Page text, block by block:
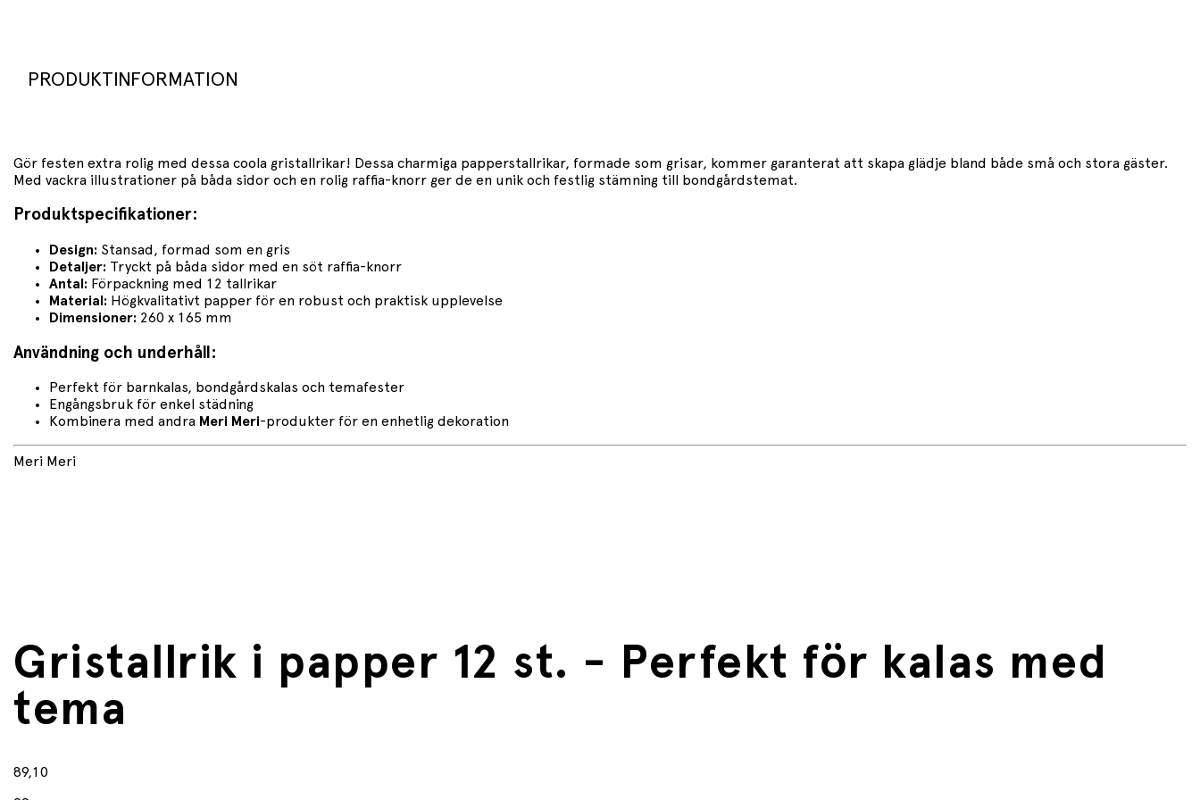
PRODUKTINFORMATION
Gör festen extra rolig med dessa coola gristallrikar! Dessa charmiga papperstallrikar, formade som grisar, kommer garanterat att skapa glädje bland både små och stora gäster.
Med vackra illustrationer på båda sidor och en rolig raffia-knorr ger de en unik och festlig stämning till bondgårdstemat.
Produktspecifikationer:
Design: Stansad, formad som en gris
Detaljer: Tryckt på båda sidor med en söt raffia-knorr
Antal: Förpackning med 12 tallrikar
Material: Högkvalitativt papper för en robust och praktisk upplevelse
Dimensioner: 260 x 165 mm
Användning och underhåll:
Perfekt för barnkalas, bondgårdskalas och temafester
Engångsbruk för enkel städning
Kombinera med andra Meri Meri-produkter för en enhetlig dekoration
Meri Meri
Gristallrik i papper 12 st. - Perfekt för kalas med
tema
89,10